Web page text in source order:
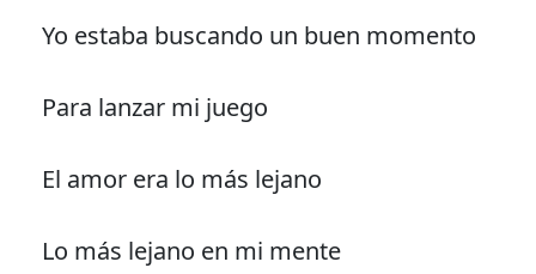
Yo estaba buscando un buen momento
Para lanzar mi juego
El amor era lo más lejano
Lo más lejano en mi mente